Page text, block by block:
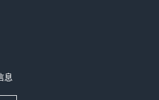
息